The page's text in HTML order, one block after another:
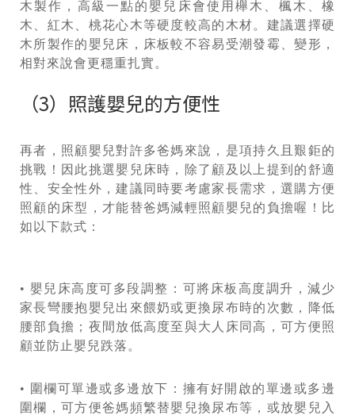
木製作，高級一點的嬰兒床會使用櫸木、楓木、橡
木、紅木、桃花心木等硬度較高的木材。建議選擇硬
木所製作的嬰兒床，床板較不容易受潮發霉、變形，
相對來說會更穩重扎實。
（3）照護嬰兒的方便性
再者，照顧嬰兒對許多爸媽來說，是項持久且艱鉅的
挑戰！因此挑選嬰兒床時，除了顧及以上提到的舒適
性、安全性外，建議同時要考慮家長需求，選購方便
照顧的床型，才能替爸媽減輕照顧嬰兒的負擔喔！比
如以下款式：
• 嬰兒床高度可多段調整：可將床板高度調升，減少
家長彎腰抱嬰兒出來餵奶或更換尿布時的次數，降低
腰部負擔；夜間放低高度至與大人床同高，可方便照
顧並防止嬰兒跌落。
• 圍欄可單邊或多邊放下：擁有好開啟的單邊或多邊
圍欄，可方便爸媽頻繁替嬰兒換尿布等，或放嬰兒入